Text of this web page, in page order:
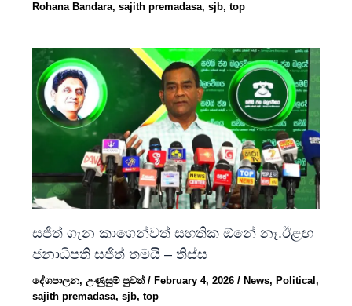
Rohana Bandara,sajith premadasa,sjb,top
සජිත් ගැන කාගෙන්වත් සහතික ඕනේ නෑ.ඊළඟ
ජනාධිපති සජිත් තමයි – තිස්ස
දේශපාලන,උණුසුම් පුවත්/ February 4, 2026/ News, Political,
sajith premadasa,sjb,top